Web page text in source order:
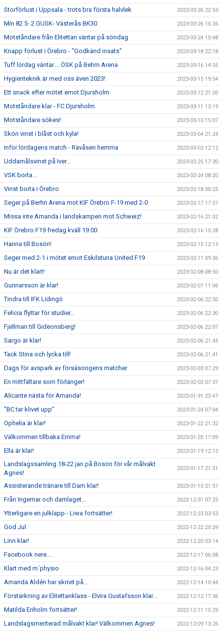
Storförlust i Uppsala - trots bra första halvlek 2023-03-26 22:53
Min 82 5- 2 GUSK- Västerås BK30 2023-03-26 15:36
Motståndare från Elitettan väntar på söndag 2023-03-24 10:48
Knapp förlust i Örebro - "Godkänd insats" 2023-03-18 22:18
Tuff lördag väntar.... ÖSK på Behrn Arena 2023-03-16 14:55
Hygienteknik är med oss även 2023! 2023-03-15 19:54
Ett snack efter mötet emot Djursholm 2023-03-12 21:20
Motståndare klar - FC Djursholm 2023-03-11 13:19
Motståndare sökes! 2023-03-10 15:07
Skön vinst i blåst och kyla! 2023-03-04 21:24
Inför lördagens match - Rävåsen hemma 2023-03-02 12:12
Uddamålsvinst på Iver... 2023-02-25 17:30
VSK borta... 2023-02-24 08:20
Vinst borta i Örebro 2023-02-18 00:25
Seger på Berhn Arena mot KIF Örebro F-19 med 2-0 2023-02-17 17:57
Missa inte Amanda i landskampen mot Schweiz! 2023-02-16 21:02
KIF Örebro F19 fredag kväll 19.00 2023-02-16 15:28
Hanna till Bosön! 2023-02-15 12:13
Seger med 2-1 i mötet emot Eskilstuna United F19 2023-02-11 09:36
Nu är det klart! 2023-02-08 08:50
Gunnarsson är klar! 2023-02-07 11:06
Tindra till IFK Lidingö 2023-02-06 22:50
Felicia flyttar för studier... 2023-02-06 22:30
Fjellman till Gideonsberg! 2023-02-06 22:07
Sargo är klar! 2023-02-06 21:45
Tack Stina och lycka till! 2023-02-06 21:41
Dags för avspark av försäsongens matcher 2023-02-03 07:29
En mittfältare som förlänger! 2023-02-02 07:37
Alicante nästa för Amanda! 2023-01-31 23:47
"BC tar klivet upp" 2023-01-24 07:04
Ophelia är klar! 2023-01-22 21:32
Välkommen tillbaka Emma! 2023-01-20 17:09
Ella är klar! 2023-01-19 12:13
Landslagssamling 18-22 jan på Bosön för vår målvakt
Agnes!
2023-01-17 21:51
Assisterande tränare till Dam klar! 2023-01-10 21:57
Från Ingemar och damlaget... 2022-12-31 07:25
Ytterligare en julklapp - Liwa fortsätter! 2022-12-23 03:53
God Jul 2022-12-22 20:29
Linn klar! 2022-12-20 03:14
Facebook nere.... 2022-12-17 06:08
Klart med m´physio 2022-12-16 04:23
Amanda Aldén har skrivit på... 2022-12-14 10:44
Förstärkning av Elitettanklass - Elvira Gustafsson klar... 2022-12-12 17:36
Matilda Eriholm fortsätter! 2022-12-11 15:29
Landslagsmeriterad målvakt klar! Välkommen Agnes! 2022-12-09 13:26